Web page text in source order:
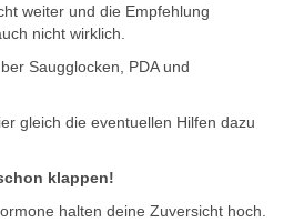
weiter und die Empfehlung
nicht wirklich.
Saugglocken, PDA und
gleich die eventuellen Hilfen dazu
klappen!
halten deine Zuversicht hoch.